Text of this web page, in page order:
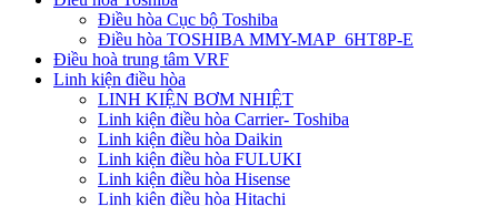
Điều hòa Cục bộ Toshiba
Điều hòa TOSHIBA MMY-MAP_6HT8P-E
Điều hoà trung tâm VRF
Linh kiện điều hòa
LINH KIỆN BƠM NHIỆT
Linh kiện điều hòa Carrier- Toshiba
Linh kiện điều hòa Daikin
Linh kiện điều hòa FULUKI
Linh kiện điều hòa Hisense
Linh kiện điều hòa Hitachi